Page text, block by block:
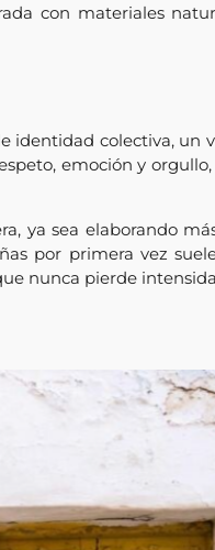
con materiales
identidad colectiva, un
emoción y
ya sea elaborando
por primera vez
nunca pierde